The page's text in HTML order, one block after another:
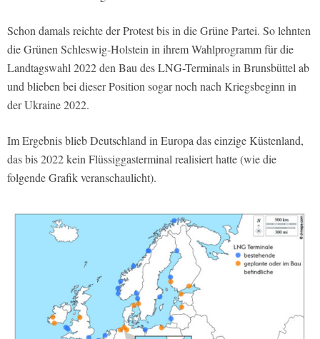
Schon damals reichte der Protest bis in die Grüne Partei. So lehnten
die Grünen Schleswig-Holstein in ihrem Wahlprogramm für die
Landtagswahl 2022 den Bau des LNG-Terminals in Brunsbüttel ab
und blieben bei dieser Position sogar noch nach Kriegsbeginn in
der Ukraine 2022.
Im Ergebnis blieb Deutschland in Europa das einzige Küstenland,
das bis 2022 kein Flüssiggasterminal realisiert hatte (wie die
folgende Grafik veranschaulicht).